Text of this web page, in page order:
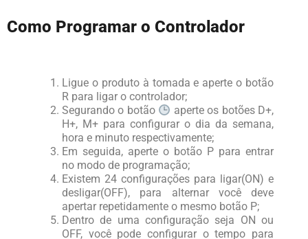
Como Programar o Controlador
Ligue o produto à tomada e aperte o botão
R para ligar o controlador;
Segurando o botão
aperte os botões D+,
H+, M+ para configurar o dia da semana,
hora e minuto respectivamente;
Em seguida, aperte o botão P para entrar
no modo de programação;
Existem 24 configurações para ligar(ON) e
desligar(OFF), para alternar você deve
apertar repetidamente o mesmo botão P;
Dentro de uma configuração seja ON ou
OFF, você pode configurar o tempo para